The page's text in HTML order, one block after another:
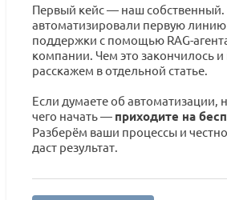
Первый кейс — наш
автоматизировали первую линию
поддержки с помощью RAG-
компании. Чем это закончилось
расскажем в отдельной статье.
Если думаете об автоматизации,
чего начать — приходите на
Разберём ваши процессы и
даст результат.